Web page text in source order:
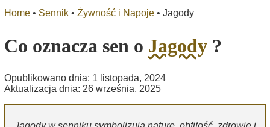
Home • Sennik • Żywność i Napoje • Jagody
Co oznacza sen o Jagody ?
Opublikowano dnia: 1 listopada, 2024
Aktualizacja dnia: 26 września, 2025